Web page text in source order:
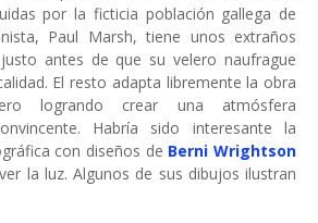
por la ficticia población gallega de
Paul Marsh, tiene unos extraños
antes de que su velero naufrague
El resto adapta libremente la obra
logrando crear una atmósfera
Habría sido interesante la
con diseños de Berni Wrightson
la luz. Algunos de sus dibujos ilustran